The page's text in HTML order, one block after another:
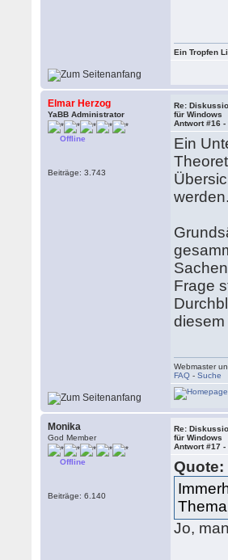
Ein Tropfen
Elmar Herzog
YaBB Administrator
Offline
Beiträge: 3.743
Re:
für Windows
Antwort #16 -
Ein
werden.
Frage
Webmaster
FAQ -Suche
Monika
God Member
Offline
Beiträge: 6.140
Re:
für Windows
Antwort #17 -
Quote:
Jo,